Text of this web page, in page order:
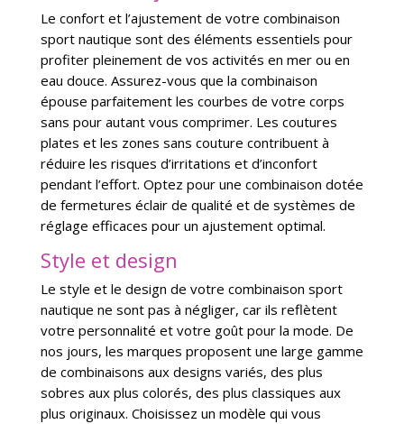
Le confort et l’ajustement de votre combinaison
sport nautique sont des éléments essentiels pour
profiter pleinement de vos activités en mer ou en
eau douce. Assurez-vous que la combinaison
épouse parfaitement les courbes de votre corps
sans pour autant vous comprimer. Les coutures
plates et les zones sans couture contribuent à
réduire les risques d’irritations et d’inconfort
pendant l’effort. Optez pour une combinaison dotée
de fermetures éclair de qualité et de systèmes de
réglage efficaces pour un ajustement optimal.
Style et design
Le style et le design de votre combinaison sport
nautique ne sont pas à négliger, car ils reflètent
votre personnalité et votre goût pour la mode. De
nos jours, les marques proposent une large gamme
de combinaisons aux designs variés, des plus
sobres aux plus colorés, des plus classiques aux
plus originaux. Choisissez un modèle qui vous